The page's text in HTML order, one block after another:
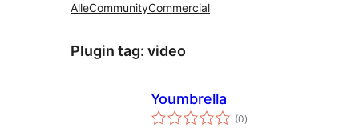
AlleCommunityCommercial
Plugin tag: video
Youmbrella
(0totaal
waarderingen
)